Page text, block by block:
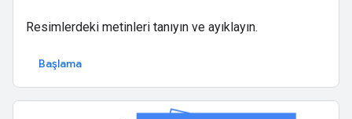
Resimlerdeki metinleri tanıyın ve ayıklayın.
Başlama